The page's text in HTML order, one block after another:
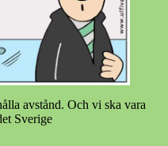
avstånd. Och vi ska vara
Sverige